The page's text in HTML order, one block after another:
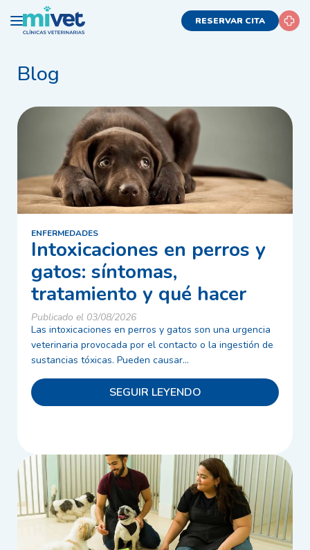
RESERVAR CITA
Blog
ENFERMEDADES
Intoxicaciones en perros y
gatos: síntomas,
tratamiento y qué hacer
Publicado el 03/08/2026
Las intoxicaciones en perros y gatos son una urgencia
veterinaria provocada por el contacto o la ingestión de
sustancias tóxicas. Pueden causar...
SEGUIR LEYENDO